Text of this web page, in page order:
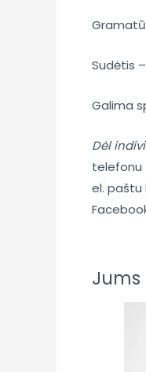
Sudėtis
Galima
Dėl
telefonu
el. paštu